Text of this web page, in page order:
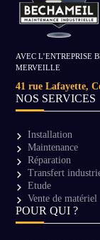
AVEC L’ENTREPRISE
MERVEILLE
41 rue Lafayette,
NOS SERVICES
Installation
Maintenance
Réparation
Transfert
Etude
Vente de matériel
POUR QUI ?